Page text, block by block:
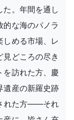
た。年間を通し
的な海のパノラ
しめる市場、レ
見どころの尽き
を訪れた方、慶
遺産の新羅史跡
れた方――それ